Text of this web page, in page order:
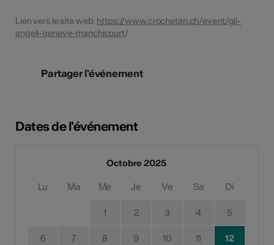
Lien vers le site web: https://www.crochetan.ch/event/gli-
angeli-geneve-manchicourt/
Partager l'événement
Dates de l'événement
Octobre 2025
Lu Ma Me Je Ve Sa Di
1 2 3 4 5
6 7 8 9 10 11 12